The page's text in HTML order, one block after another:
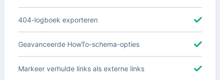
404-logboek exporteren
Geavanceerde HowTo-schema-opties
Markeer verhulde links als externe links